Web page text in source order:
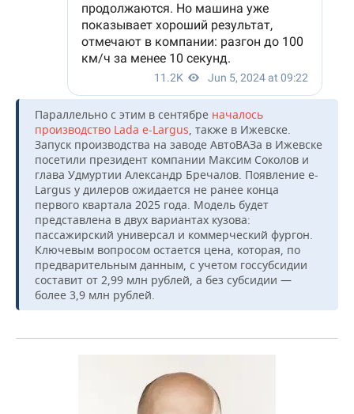
Параллельно с этим в сентябре началось
производство Lada e-Largus, также в Ижевске.
Запуск производства на заводе АвтоВАЗа в Ижевске
посетили президент компании Максим Соколов и
глава Удмуртии Александр Бречалов. Появление e-
Largus у дилеров ожидается не ранее конца
первого квартала 2025 года. Модель будет
представлена в двух вариантах кузова:
пассажирский универсал и коммерческий фургон.
Ключевым вопросом остается цена, которая, по
предварительным данным, с учетом госсубсидии
составит от 2,99 млн рублей, а без субсидии —
более 3,9 млн рублей.